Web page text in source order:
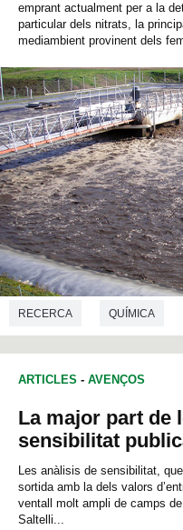
Agenda
English
CERCAR
emprant actualment per a la
particular dels nitrats, la
mediambient provinent dels
RECERCA QUÍMICA
ARTICLES - AVENÇOS
La major part de
sensibilitat
Les anàlisis de sensibilitat,
sortida amb la dels valors
ventall molt ampli de camps
Saltelli...